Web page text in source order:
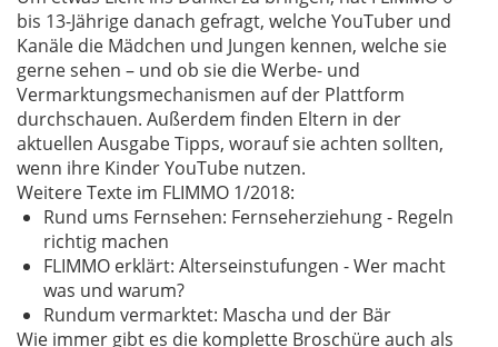
bis 13-Jährige danach gefragt, welche YouTuber und
Kanäle die Mädchen und Jungen kennen, welche sie
gerne sehen – und ob sie die Werbe- und
Vermarktungsmechanismen auf der Plattform
durchschauen. Außerdem finden Eltern in der
aktuellen Ausgabe Tipps, worauf sie achten sollten,
wenn ihre Kinder YouTube nutzen.
Weitere Texte im FLIMMO 1/2018:
Rund ums Fernsehen: Fernseherziehung - Regeln
richtig machen
FLIMMO erklärt: Alterseinstufungen - Wer macht
was und warum?
Rundum vermarktet: Mascha und der Bär
Wie immer gibt es die komplette Broschüre auch als